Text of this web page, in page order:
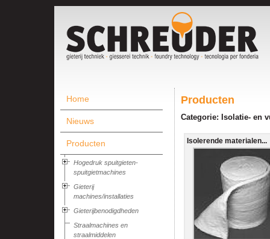
Home
Nieuws
Producten
Hogedruk spuitgieten-
spuitgietmachines
Gieterij
machines/installaties
Gieterijbenodigdheden
Straalmachines en
straalmiddelen
Producten
Categorie: Isolatie- en
Isolerende materialen...